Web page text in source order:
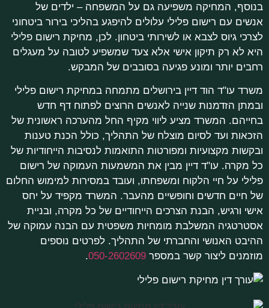
בנוסף, המחיקה משפיעה גם על המשפחה – ילדים של
אנשים עם רישום פלילי עלולים להיפגע בהליכי בירור ביטחוני
לצרכי גיוס לצבא או לשירותי ביטחון. לכן, מחיקת רישום פלילי
היא לא רק תיקון אישי אלא צעד שמשפיע לטובה על מעגלים
רחבים יותר ומונע פגיעה בסובבים של המבקש.
משרד עו"ד הוד דיין בירושלים מתמחה במחיקת רישום פלילי
ובמתן הזדמנות שנייה לאנשים הרוצים לפתוח דף חדש
בחייהם. המשרד מציע ליווי מקיף החל מהערכה ראשונית של
הזכאות ועד לסיום מוצלח של התהליך, כולל הכנת טענות
ובקשות מקצועיות ומפורטות התואמות לנסיבות הייחודיות של
כל מקרה. עו"ד דיין מבין את המשמעות העמוקה של רישום
פלילי על חיי הלקוח ומשפחתו, ועובד במסירות למימוש החלום
של חיים חדשים וחופשיים מהעבר. המשרד מקפיד על יחס
אישי ורגיש, הבנת הצרכים הייחודיים של כל מקרה, ובניית
אסטרטגיה המשלבת מומחיות משפטית עם הבנה עמוקה של
ההיבט האנושי והחברתי של התהליך. לפרטים נוספים
מוזמנים ליצור קשר במספר 050-2602609
.